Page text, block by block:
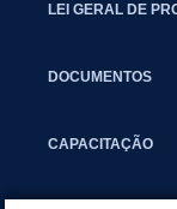
LEI GERAL DE
DOCUMENTOS
CAPACITAÇÃO